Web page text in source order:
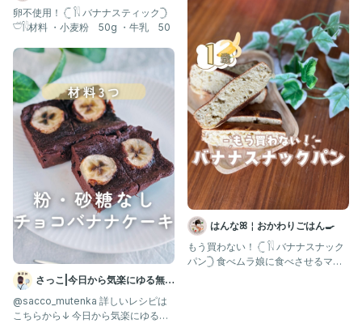
卵不使用！ 𓊆 𓌉𓇋 バナナスティック𓊇
𓎩𓌉𓇋材料 ・小麦粉 50g ・牛乳 50
さっこ|今日から気楽にゆる無添
加
@sacco_mutenka 詳しいレシピは
こちらから↓ 今日から気楽にゆる無
はんなꕤ︎︎￤おかわりごはん🍳
もう買わない！ 𓊆 𓌉𓇋 バナナスナック
パン𓊇 食べムラ娘に食べさせるママ